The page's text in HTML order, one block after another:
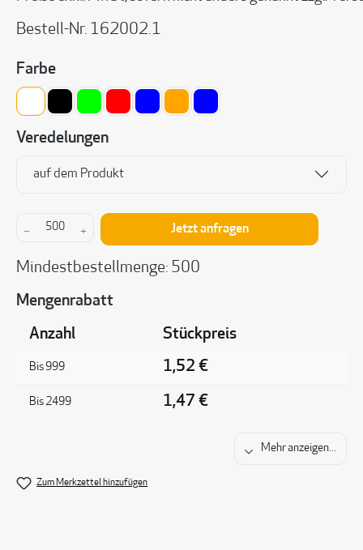
Bestell-Nr. 162002.1
Farbeauswählen
weiß schwarztransparent grün
Transparent Rot
transparent blau
Transparent Orange
Blau
Veredelungen
auf dem Produkt
Produkt Anzahl: Gib den gewünschten Wert
Jetzt anfragen
Mindestbestellmenge: 500
Mengenrabatt
Anzahl Stückpreis
Bis 999 1,52 €
Bis2499 1,47 €
Mehr anzeigen...
Zum Merkzettel hinzufügen